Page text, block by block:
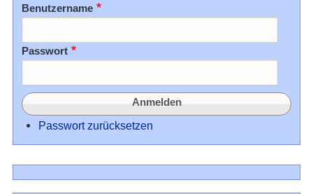
Benutzername
Passwort
Passwort zurücksetzen